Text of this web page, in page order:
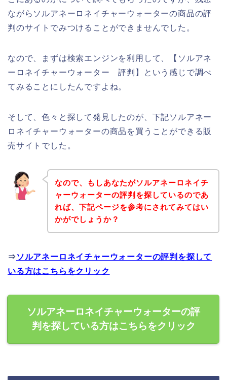
ながらソルアネーロネイチャーウォーターの商品の評
判のサイトでみつけることができませんでした。
なので、まずは検索エンジンを利用して、【ソルアネ
ーロネイチャーウォーター 評判】という感じで調べ
てみることにしたんですよね。
そして、色々と探して発見したのが、下記ソルアネー
ロネイチャーウォーターの商品を買うことができる販
売サイトでした。
なので、もしあなたがソルアネーロネイチ
ャーウォーターの評判を探しているのであ
れば、下記ページを参考にされてみてはい
かがでしょうか？
⇒ ソルアネーロネイチャーウォーターの評判を探して
いる方はこちらをクリック
ソルアネーロネイチャーウォーターの評
判を探している方はこちらをクリック